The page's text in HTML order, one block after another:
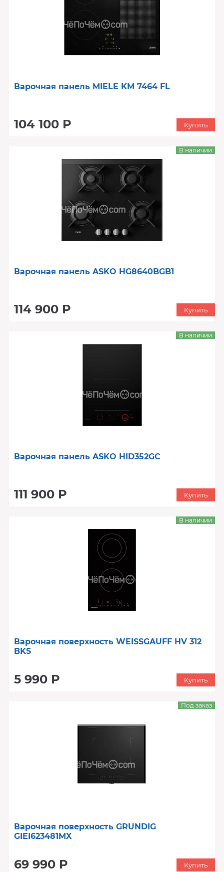
Варочная панель MIELE KM 7464 FL
104 100 Р Купить
Варочная панель ASKO HG8640BGB1
114 900 Р
В наличии
Купить
Варочная панель ASKO HID352GC
111 900 Р
В наличии
Купить
Варочная поверхность WEISSGAUFF HV 312
BKS
5 990 Р
В наличии
Купить
Варочная поверхность GRUNDIG
GIEI623481MX
69 990 Р
Под заказ
Купить